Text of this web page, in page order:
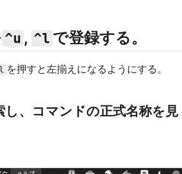
^u , ^l で登録する。
を押すと左揃えになるようにする。
、コマンドの正式名称を見